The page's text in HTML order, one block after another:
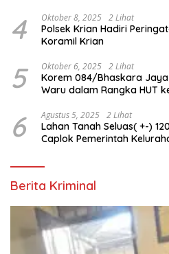
4 Oktober 8, 2025 2 Lihat
Polsek Krian Hadiri
Koramil Krian
5 Oktober 6, 2025 2 Lihat
Korem 084/Bhaskara Jaya
6 Agustus 5, 2025 2 Lihat
Lahan Tanah Seluas( +-)
Caplok Pemerintah
Berita Kriminal